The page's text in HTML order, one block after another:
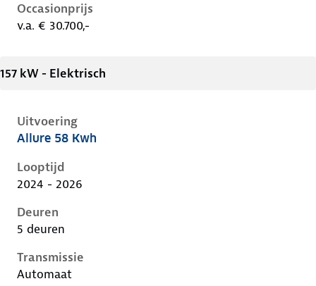
Occasionprijs
v.a. € 30.700,-
157 kW - Elektrisch
Uitvoering
Peugeot 408 i, 58 kwh, 157 kW, Elektrisch, 5 deuren
Allure 58 Kwh
Looptijd
2024 - 2026
Deuren
5 deuren
Transmissie
Automaat